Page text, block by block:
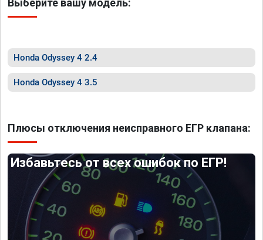
Выберите вашу модель:
Honda Odyssey 4 2.4
Honda Odyssey 4 3.5
Плюсы отключения неисправного ЕГР клапана:
Избавьтесь от всех ошибок по ЕГР!